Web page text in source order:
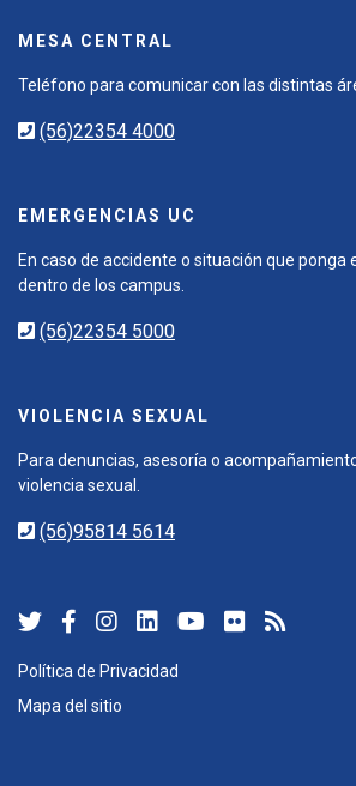
MESA CENTRAL
Teléfono para comunicar con las distintas
(56)22354 4000
EMERGENCIAS UC
En caso de accidente o situación que ponga
dentro de los campus.
(56)22354 5000
VIOLENCIA SEXUAL
Para denuncias, asesoría o
violencia sexual.
(56)95814 5614
Política de Privacidad
Mapa del sitio